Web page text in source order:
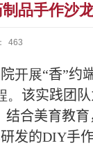
品手作沙
463
开展“香”约
。 该实践团
结合美育教
发的DIY手